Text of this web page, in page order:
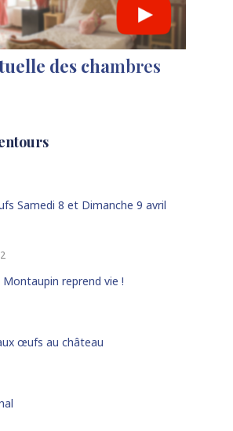
des chambres
Samedi 8 et Dimanche 9 avril
reprend vie !
œufs au château